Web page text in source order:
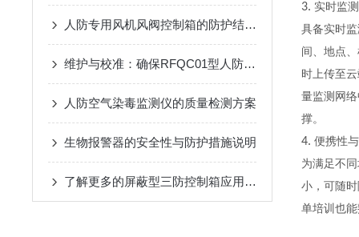
人防专用风机风阀控制箱的防护结构：防潮、防霉与抗冲击设计
维护与校准：确保RFQC01型人防生物报警器长期有效
人防空气染毒监测仪的质量检测方案
生物报警器的安全性与防护措施说明
了解更多的屏蔽型三防控制箱应用优势
3. 实时监
具备实时
间、地点
时上传至
量监测网
撑。
4. 便携性
为满足不
小，可随
单培训也